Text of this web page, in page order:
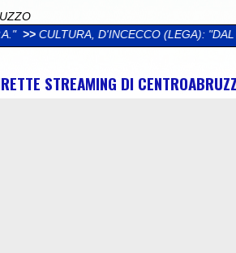
(LEGA): "DAL MINISTERO QUASI 5
STREAMING DI